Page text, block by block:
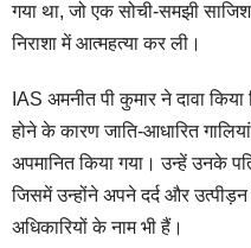
गया था, जो एक सोची-समझी
निराशा में आत्महत्या कर ली।
IAS अमनीत पी कुमार ने दावा
होने के कारण जाति-आधारित
अपमानित किया गया। उन्हें उनके
जिसमें उन्होंने अपने दर्द और
अधिकारियों के नाम भी हैं।